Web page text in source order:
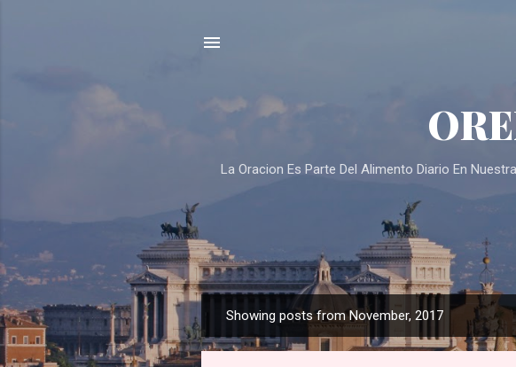
La Oracion Es Parte Del Alimento Diario En
o
Showing posts from November, 2017